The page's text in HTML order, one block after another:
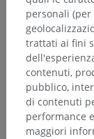
Traduzioni
personali (per
trattati ai fini
contenuti,
pubblico,
di contenuti
performance
maggiori